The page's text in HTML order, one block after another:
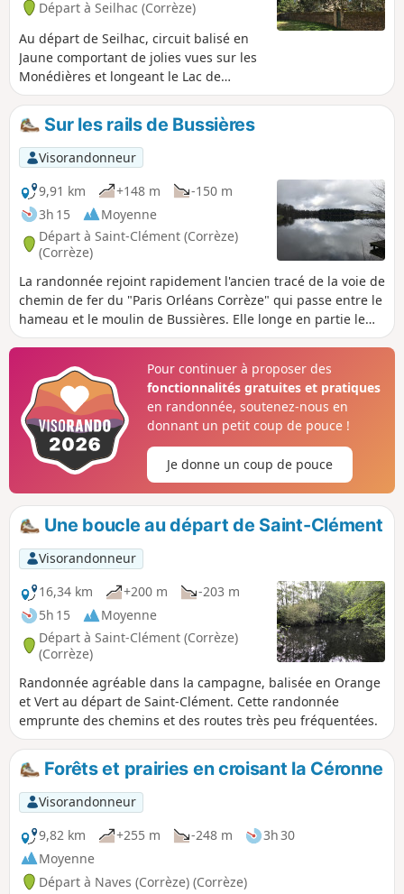
Départ à Seilhac (Corrèze)
Au départ de Seilhac, circuit balisé en
Jaune comportant de jolies vues sur les
Monédières et longeant le Lac de
Bournazel. Circuit globalement bien
ombragé.
Sur les rails de Bussières
Visorandonneur
9,91 km
+148 m
-150 m
3h 15
Moyenne
Départ à Saint-Clément (Corrèze)
(Corrèze)
La randonnée rejoint rapidement l'ancien tracé de la voie de
chemin de fer du "Paris Orléans Corrèze" qui passe entre le
hameau et le moulin de Bussières. Elle longe en partie le
ruisseau du Brézou et plusieurs étangs. Aux abords de
chemins.
Pour continuer à proposer des
fonctionnalités gratuites et pratiques
en randonnée, soutenez-nous en
donnant un petit coup de pouce !
Je donne un coup de pouce
Une boucle au départ de Saint-Clément
Visorandonneur
16,34 km
+200 m
-203 m
5h 15
Moyenne
Départ à Saint-Clément (Corrèze)
(Corrèze)
Randonnée agréable dans la campagne, balisée en Orange
et Vert au départ de Saint-Clément. Cette randonnée
emprunte des chemins et des routes très peu fréquentées.
Forêts et prairies en croisant la Céronne
Visorandonneur
9,82 km
+255 m -248 m
3h 30
Moyenne
Départ à Naves (Corrèze) (Corrèze)